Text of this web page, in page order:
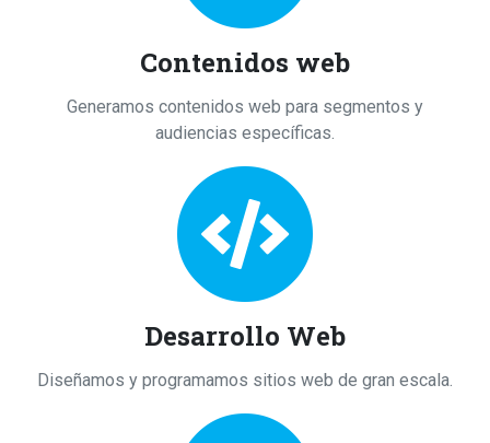
Contenidos web
Generamos contenidos web para segmentos y
audiencias específicas.
Desarrollo Web
Diseñamos y programamos sitios web de gran escala.